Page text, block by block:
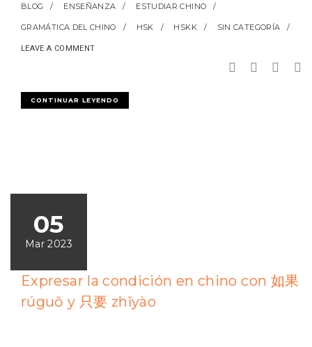
BLOG ENSEÑANZA ESTUDIAR CHINO
GRAMÁTICA DEL CHINO HSK HSKK SIN CATEGORÍA
LEAVE A COMMENT
CONTINUAR LEYENDO
05
Mar 2023
Expresar la condición en chino con 如果
rúguǒ y 只要 zhǐyào